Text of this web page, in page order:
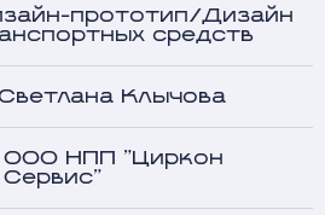
прототип/Дизайн
средств
Светлана Клычова
ООО НПП "Циркон
Сервис"